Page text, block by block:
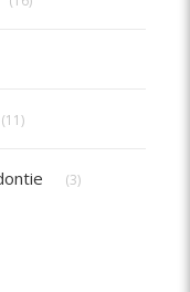
(11)
(3)